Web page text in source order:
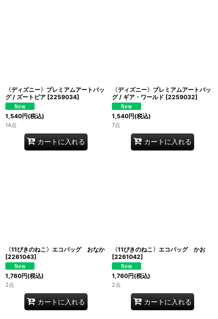
〈ディズニー〉プレミアムアートバッ
グ / ズートピア [2259034]
1,540円(税込)
14点
カートに入れる
〈ディズニー〉プレミアムアートバッ
グ / ギア・ワールド [2259032]
1,540円(税込)
7点
カートに入れる
〈11ぴきのねこ〉エコバッグ おなか
[2261043]
1,760円(税込)
2点
カートに入れる
〈11ぴきのねこ〉エコバッグ かお
[2261042]
1,760円(税込)
2点
カートに入れる